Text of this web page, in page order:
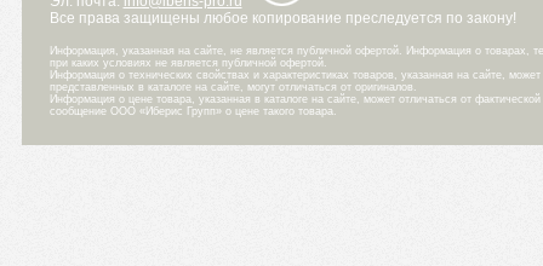
Все права защищены любое копирование преследуется по закону!
Информация, указанная на сайте, не является публичной офертой. Информация о товарах,
при каких условиях не является публичной офертой.
Информация о технических свойствах и характеристиках товаров, указанная на сайте,
представленных в каталоге на сайте, могут отличаться от оригиналов.
Информация о цене товара, указанная в каталоге на сайте, может отличаться от
сообщение ООО «Иберис Групп» о цене такого товара.